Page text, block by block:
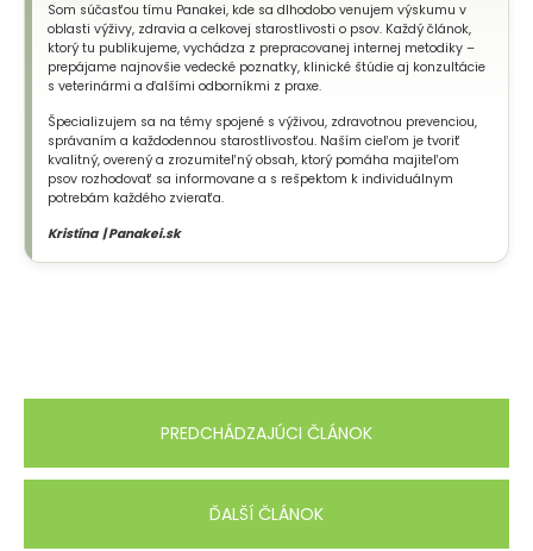
Som súčasťou tímu Panakei, kde sa dlhodobo venujem výskumu v
oblasti výživy, zdravia a celkovej starostlivosti o psov. Každý článok,
ktorý tu publikujeme, vychádza z prepracovanej internej metodiky –
prepájame najnovšie vedecké poznatky, klinické štúdie aj konzultácie
s veterinármi a ďalšími odborníkmi z praxe.
Špecializujem sa na témy spojené s výživou, zdravotnou prevenciou,
správaním a každodennou starostlivosťou. Naším cieľom je tvoriť
kvalitný, overený a zrozumiteľný obsah, ktorý pomáha majiteľom
psov rozhodovať sa informovane a s rešpektom k individuálnym
potrebám každého zvieraťa.
Kristína | Panakei.sk
PREDCHÁDZAJÚCI ČLÁNOK
ĎALŠÍ ČLÁNOK